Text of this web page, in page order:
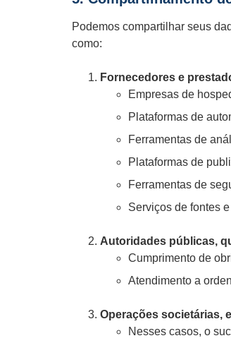
Podemos compartilhar seus
como:
Fornecedores e
Empresas de
Plataformas de
Ferramentas de
Plataformas de
Ferramentas de
Serviços de fontes
Autoridades públicas,
Cumprimento de
Atendimento a
Operações societárias,
Nesses casos, o